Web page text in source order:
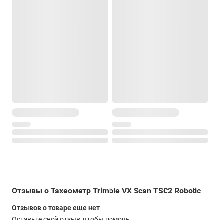
QVGA, цветной 16 бит, ЖК TFT с подсветкой (320x240
пикселей)
Второй дисплей
128 Мб SDRAM, 128 Мб флэш
Отзывы о Тахеометр Trimble VX Scan TSC2 Robotic
Отзывов о товаре еще нет